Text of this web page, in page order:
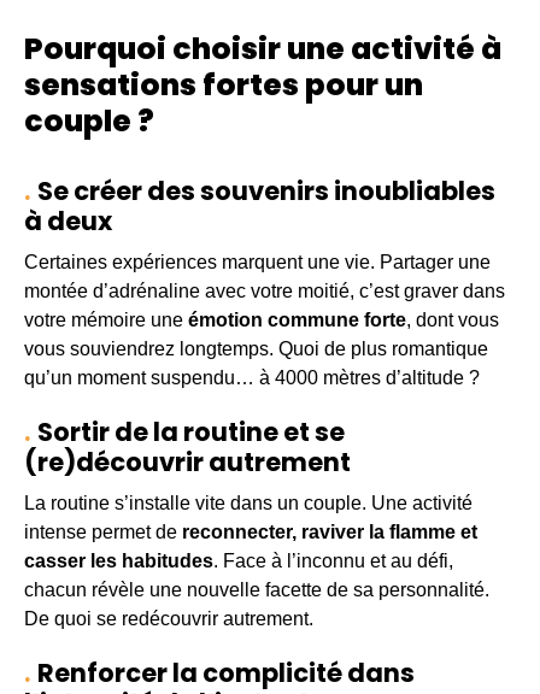
Pourquoi choisir une activité à
sensations fortes pour un
couple ?
Se créer des souvenirs inoubliables
à deux
Certaines expériences marquent une vie. Partager une
montée d’adrénaline avec votre moitié, c’est graver dans
votre mémoire une émotion commune forte, dont vous
vous souviendrez longtemps. Quoi de plus romantique
qu’un moment suspendu… à 4000 mètres d’altitude ?
Sortir de la routine et se
(re)découvrir autrement
La routine s’installe vite dans un couple. Une activité
intense permet de reconnecter, raviver la flamme et
casser les habitudes. Face à l’inconnu et au défi,
chacun révèle une nouvelle facette de sa personnalité.
De quoi se redécouvrir autrement.
Renforcer la complicité dans